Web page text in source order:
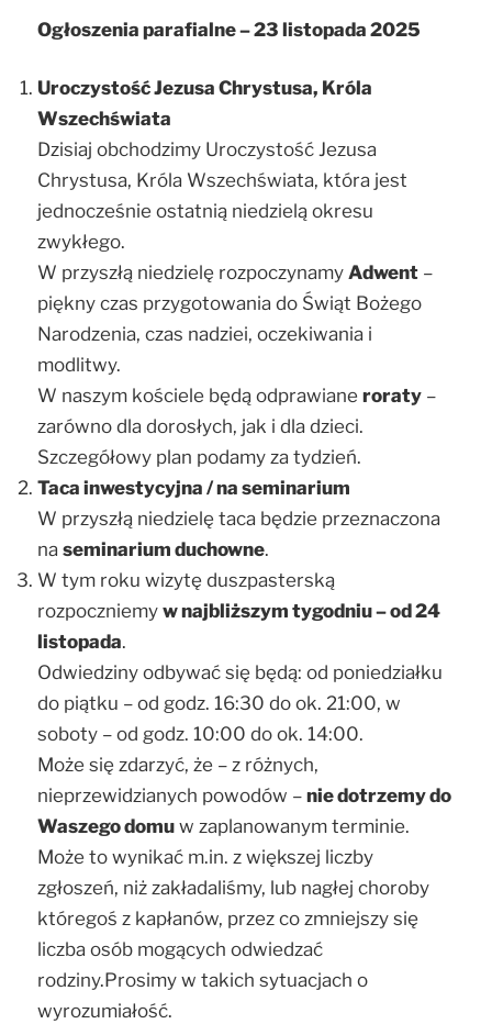
Ogłoszenia parafialne – 23 listopada 2025
Uroczystość Jezusa Chrystusa, Króla
Wszechświata
Dzisiaj obchodzimy Uroczystość Jezusa
Chrystusa, Króla Wszechświata, która jest
jednocześnie ostatnią niedzielą okresu
zwykłego.
W przyszłą niedzielę rozpoczynamy Adwent –
piękny czas przygotowania do Świąt Bożego
Narodzenia, czas nadziei, oczekiwania i
modlitwy.
W naszym kościele będą odprawiane roraty –
zarówno dla dorosłych, jak i dla dzieci.
Szczegółowy plan podamy za tydzień.
Taca inwestycyjna / na seminarium
W przyszłą niedzielę taca będzie przeznaczona
na seminarium duchowne.
W tym roku wizytę duszpasterską
rozpoczniemy w najbliższym tygodniu – od 24
listopada.
Odwiedziny odbywać się będą: od poniedziałku
do piątku – od godz. 16:30 do ok. 21:00, w
soboty – od godz. 10:00 do ok. 14:00.
Może się zdarzyć, że – z różnych,
nieprzewidzianych powodów – nie dotrzemy do
Waszego domu w zaplanowanym terminie.
Może to wynikać m.in. z większej liczby
zgłoszeń, niż zakładaliśmy, lub nagłej choroby
któregoś z kapłanów, przez co zmniejszy się
liczba osób mogących odwiedzać
rodziny.Prosimy w takich sytuacjach o
wyrozumiałość.